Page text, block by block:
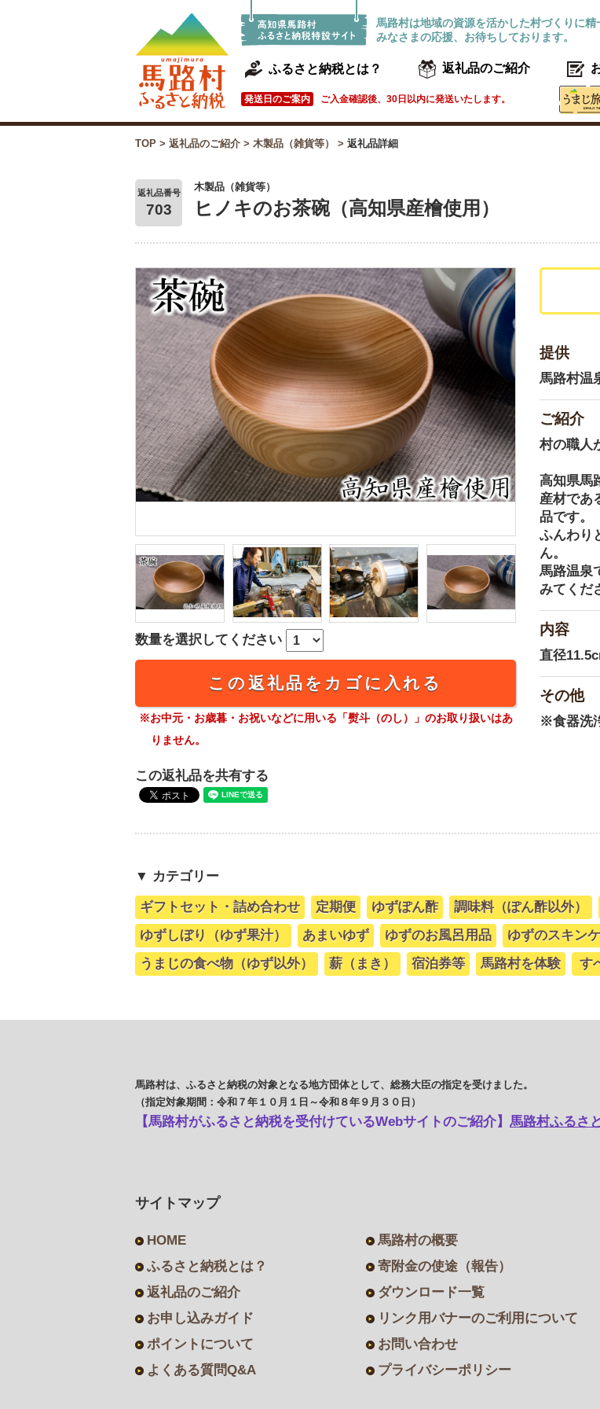
馬路村は地域の資源を活かした村づくりに精
みなさまの応援、お待ちしております。
ふるさと納税とは？ 返礼品のご紹介
発送日のご案内 ご入金確認後、30日以内に発送いたします。
TOP > 返礼品のご紹介 > 木製品（雑貨等） > 返礼品詳細
返礼品番号
703
木製品（雑貨等）
ヒノキのお茶碗（高知県産檜使用）
数量を選択してください
この返礼品をカゴに入れる
※お中元・お歳暮・お祝いなどに用いる「熨斗（のし）」のお取り扱いはあ
りません。
提供
馬路村温
ご紹介
村の職人
高知県馬
産材であ
品です。
ふんわり
ん。
馬路温泉
みてくだ
内容
直径
その他
※食器洗
この返礼品を共有する
▼ カテゴリー
ギフトセット・詰め合わせ 定期便 ゆずぽん酢 調味料（ぽん酢以外）
ゆずしぼり（ゆず果汁）
あまいゆず ゆずのお風呂用品 ゆずのスキン
うまじの食べ物（ゆず以外）
薪（まき） 宿泊券等 馬路村を体験 す
馬路村は、ふるさと納税の対象となる地方団体として、総務大臣の指定を受けました。
（指定対象期間：令和７年１０月１日～令和８年９月３０日）
【馬路村がふるさと納税を受付けているWebサイトのご紹介】 馬路村ふるさ
サイトマップ
HOME
ふるさと納税とは？
返礼品のご紹介
お申し込みガイド
ポイントについて
よくある質問Q&A
馬路村の概要
寄附金の使途（報告）
ダウンロード一覧
リンク用バナーのご利用について
お問い合わせ
プライバシーポリシー